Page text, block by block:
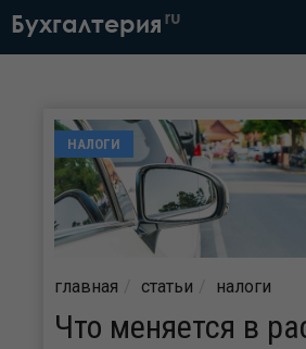
Бухгалтерия ru
НАЛОГИ
главная статьи налоги
Что меняется в